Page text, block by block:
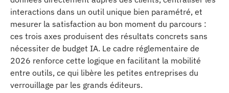
interactions dans un outil unique bien paramétré, et
mesurer la satisfaction au bon moment du parcours :
ces trois axes produisent des résultats concrets sans
nécessiter de budget IA. Le cadre réglementaire de
2026 renforce cette logique en facilitant la mobilité
entre outils, ce qui libère les petites entreprises du
verrouillage par les grands éditeurs.